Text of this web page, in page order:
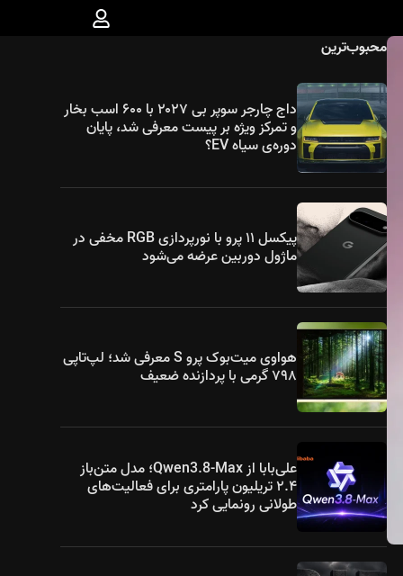
محبوب‌ترین
داج چارجر سوپر بی ۲۰۲۷ با ۶۰۰ اسب بخار
و تمرکز ویژه بر پیست معرفی شد، پایان
دوره‌ی سیاه EV؟
پیکسل ۱۱ پرو با نورپردازی RGB مخفی در
ماژول دوربین عرضه می‌شود
هواوی میت‌بوک پرو S معرفی شد؛ لپ‌تاپی
۷۹۸ گرمی با پردازنده ضعیف
علی‌بابا از Qwen3.8-Max؛ مدل متن‌باز
۲.۴ تریلیون پارامتری برای فعالیت‌های
طولانی رونمایی کرد